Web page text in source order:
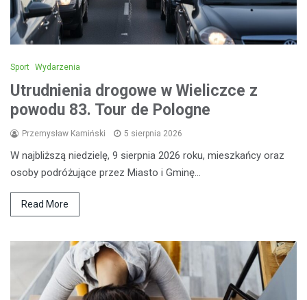
Sport Wydarzenia
Utrudnienia drogowe w Wieliczce z
powodu 83. Tour de Pologne
Przemysław Kamiński 5 sierpnia 2026
W najbliższą niedzielę, 9 sierpnia 2026 roku, mieszkańcy oraz
osoby podróżujące przez Miasto i Gminę…
Read More